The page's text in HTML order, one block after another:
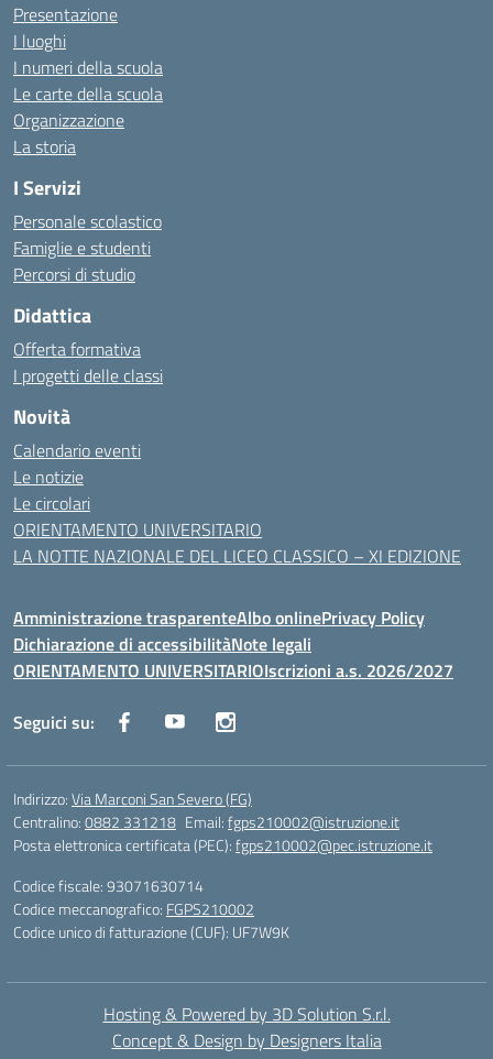
Presentazione
I luoghi
I numeri della scuola
Le carte della scuola
Organizzazione
La storia
I Servizi
Personale scolastico
Famiglie e studenti
Percorsi di studio
Didattica
Offerta formativa
I progetti delle classi
Novità
Calendario eventi
Le notizie
Le circolari
ORIENTAMENTO UNIVERSITARIO
LA NOTTE NAZIONALE DEL LICEO CLASSICO – XI EDIZIONE
Amministrazione trasparenteAlbo onlinePrivacy Policy
Dichiarazione di accessibilitàNote legali
ORIENTAMENTO UNIVERSITARIOIscrizioni a.s. 2026/2027
Seguici su:
Indirizzo:Via Marconi San Severo (FG)
Centralino:0882 331218 Email:fgps210002@istruzione.it
Posta elettronica certificata (PEC):fgps210002@pec.istruzione.it
Codice fiscale: 93071630714
Codice meccanografico: FGPS210002
Codice unico di fatturazione (CUF): UF7W9K
Hosting & Powered by 3D Solution S.r.l.
Concept & Design by Designers Italia